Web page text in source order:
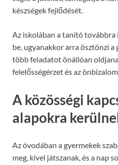
készségek fejlődését.
Az iskolában a tanító
be, ugyanakkor arra ösztönzi a
több feladatot önállóan
felelősségérzet és az
A közösségi
alapokra
Az óvodában a gyermekek
meg, kivel játszanak, és a nap